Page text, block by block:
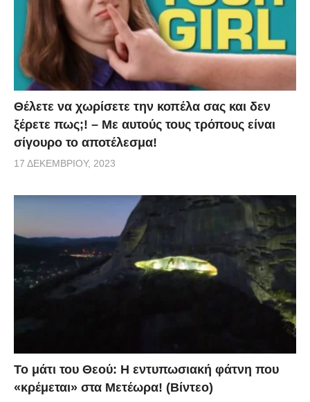
Θέλετε να χωρίσετε την κοπέλα σας και δεν
ξέρετε πως;! – Με αυτούς τους τρόπους είναι
σίγουρο το αποτέλεσμα!
17 ΔΕΚΕΜΒΡΊΟΥ, 2023
Το μάτι του Θεού: Η εντυπωσιακή φάτνη που
«κρέμεται» στα Μετέωρα! (Βίντεο)